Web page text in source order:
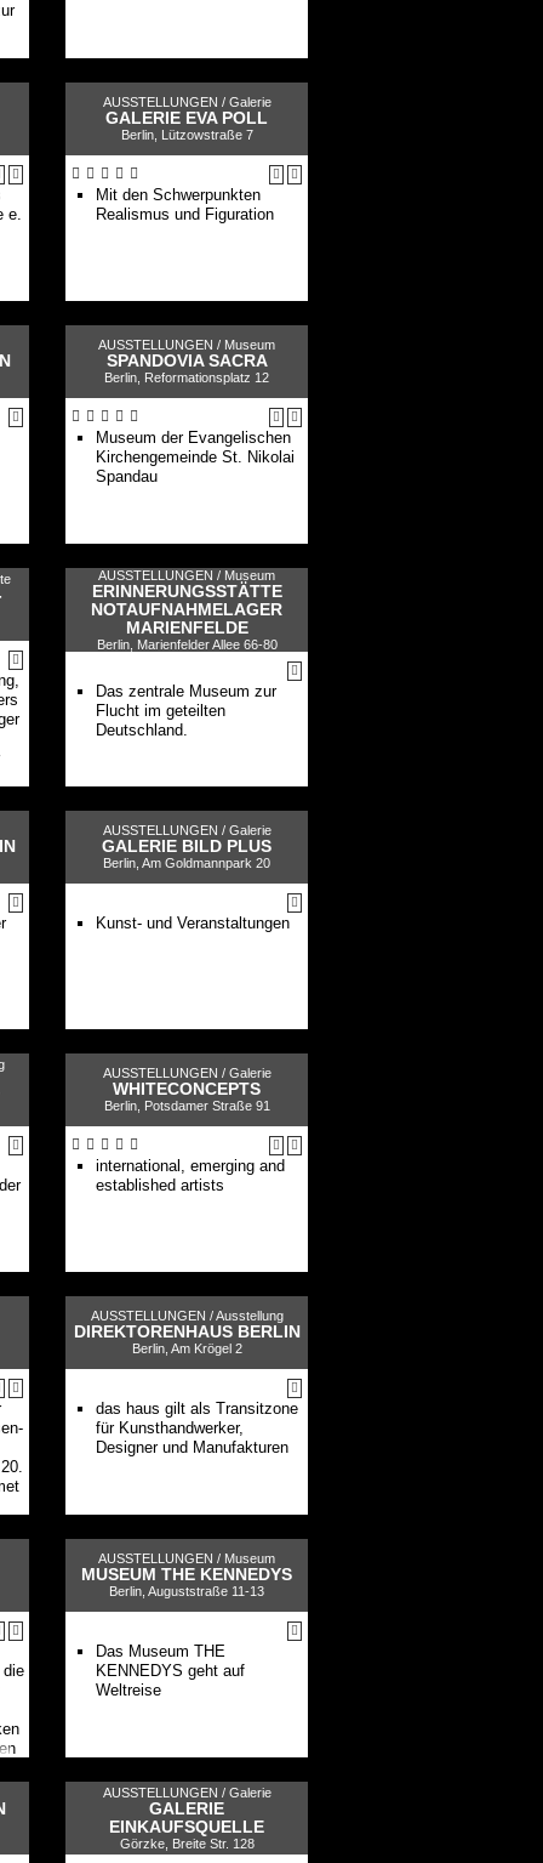
e.
AUSSTELLUNGEN / Galerie
GALERIE EVA POLL
Berlin, Lützowstraße 7
Mit den Schwerpunkten
Realismus und Figuration
AUSSTELLUNGEN / Museum
SPANDOVIA SACRA
Berlin, Reformationsplatz 12
Museum der Evangelischen
Kirchengemeinde St. Nikolai
Spandau
AUSSTELLUNGEN / Museum
ERINNERUNGSSTÄTTE
NOTAUFNAHMELAGER
MARIENFELDE
Berlin, Marienfelder Allee 66-80
Das zentrale Museum zur
Flucht im geteilten
Deutschland.
AUSSTELLUNGEN / Galerie
GALERIE BILD PLUS
Berlin, Am Goldmannpark 20
Kunst- und Veranstaltungen
AUSSTELLUNGEN / Galerie
WHITECONCEPTS
Berlin, Potsdamer Straße 91
international, emerging and
established artists
AUSSTELLUNGEN /Ausstellung
DIREKTORENHAUS BERLIN
Berlin, Am Krögel 2
das haus gilt als Transitzone
für Kunsthandwerker,
Designer und Manufakturen
die
AUSSTELLUNGEN / Museum
MUSEUM THE KENNEDYS
Berlin, Auguststraße 11-13
Das Museum THE
KENNEDYS geht auf
Weltreise
AUSSTELLUNGEN / Galerie
GALERIE
EINKAUFSQUELLE
Görzke, Breite Str. 128